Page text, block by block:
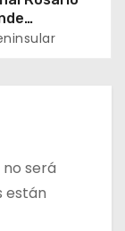
al 31 de
será
están